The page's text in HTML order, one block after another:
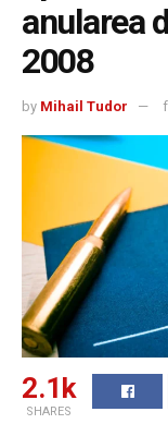
anularea
2008
by Mihail Tudor
2.1k
SHARES